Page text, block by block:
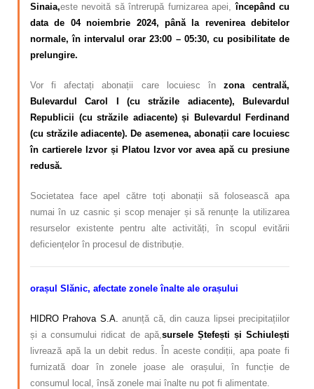
Sinaia,este nevoită să întrerupă furnizarea apei,începând cu
data de 04 noiembrie 2024, până la revenirea debitelor
normale, în intervalul orar 23:00 – 05:30, cu posibilitate de
prelungire.
Vor fi afectați abonații care locuiesc în zona centrală,
Bulevardul Carol I (cu străzile adiacente), Bulevardul
Republicii (cu străzile adiacente) și Bulevardul Ferdinand
(cu străzile adiacente). De asemenea, abonații care locuiesc
în cartierele Izvor și Platou Izvor vor avea apă cu presiune
redusă.
Societatea face apel către toți abonații să folosească apa
numai în uz casnic și scop menajer și să renunțe la utilizarea
resurselor existente pentru alte activități, în scopul evitării
deficiențelor în procesul de distribuție.
orașul Slănic, afectate zonele înalte ale orașului
HIDRO Prahova S.A. anunță că, din cauza lipsei precipitațiilor
și a consumului ridicat de apă,sursele Ștefești și Schiulești
livrează apă la un debit redus. În aceste condiții, apa poate fi
furnizată doar în zonele joase ale orașului, în funcție de
consumul local, însă zonele mai înalte nu pot fi alimentate.